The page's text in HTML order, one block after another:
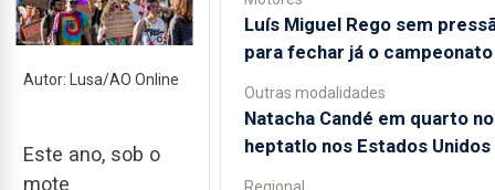
Autor: Lusa/AO Online
Este ano, sob o
mote
Luís Miguel Rego sem
para fechar já o campeonato
Outras modalidades
Natacha Candé em quarto no
heptatlo nos Estados Unidos
Regional